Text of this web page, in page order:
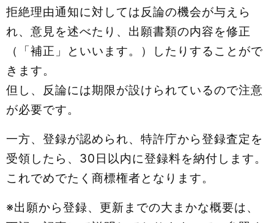
拒絶理由通知に対しては反論の機会が与えら
れ、意⾒を述べたり、出願書類の内容を修正
（「補正」といいます。）したりすることがで
きます。
但し、反論には期限が設けられているので注意
が必要です。
一方、登録が認められ、特許庁から登録査定を
受領したら、30⽇以内に登録料を納付します。
これでめでたく商標権者となります。
※出願から登録、更新までの大まかな概要は、